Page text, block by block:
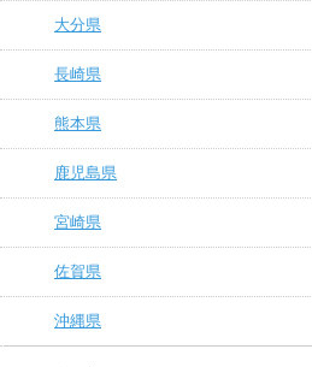
大分県
長崎県
熊本県
鹿児島県
宮崎県
佐賀県
沖縄県